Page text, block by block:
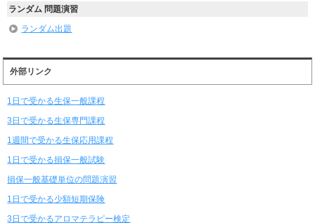
ランダム 問題演習
ランダム出題
外部リンク
1日で受かる生保一般課程
3日で受かる生保専門課程
1週間で受かる生保応用課程
1日で受かる損保一般試験
損保一般基礎単位の問題演習
1日で受かる少額短期保険
3日で受かるアロマテラピー検定